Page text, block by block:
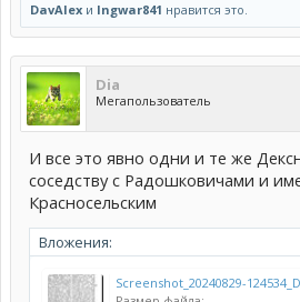
DavAlex и Ingwar841 нравится это.
Dia
Мегапользователь
И все это явно одни и те же
соседству с Радошковичами и
Красносельским
Вложения:
Screenshot_20240829-